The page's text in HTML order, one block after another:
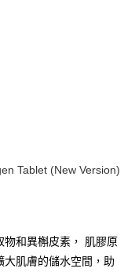
達
Tablet (New Version)
物和異槲皮素， 肌膠原
肌膚的儲水空間，助